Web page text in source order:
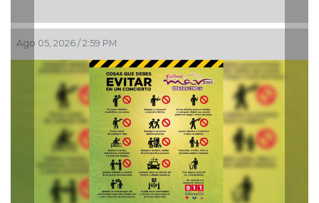
Ago 05, 2026 / 2:59 PM